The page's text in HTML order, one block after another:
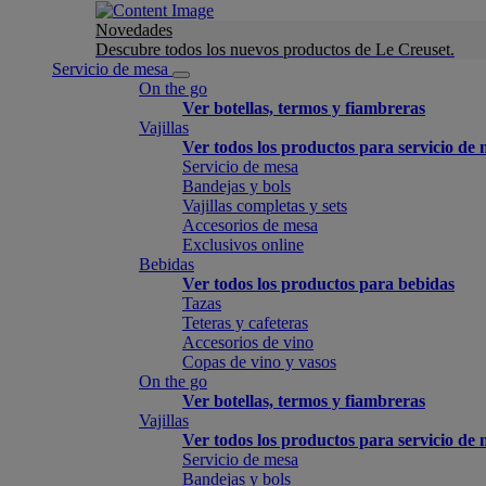
Novedades
Descubre todos los nuevos productos de Le Creuset.
Servicio de mesa
On the go
Ver botellas, termos y fiambreras
Vajillas
Ver todos los productos para servicio de
Servicio de mesa
Bandejas y bols
Vajillas completas y sets
Accesorios de mesa
Exclusivos online
Bebidas
Ver todos los productos para bebidas
Tazas
Teteras y cafeteras
Accesorios de vino
Copas de vino y vasos
On the go
Ver botellas, termos y fiambreras
Vajillas
Ver todos los productos para servicio de
Servicio de mesa
Bandejas y bols